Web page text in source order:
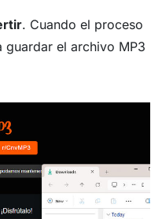
. Cuando el proceso
guardar el archivo MP3